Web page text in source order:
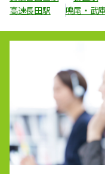
高速長田駅
鳴尾・武